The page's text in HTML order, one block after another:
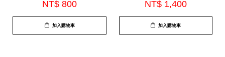
NT$ 800
加入購物車
NT$ 1,400
加入購物車